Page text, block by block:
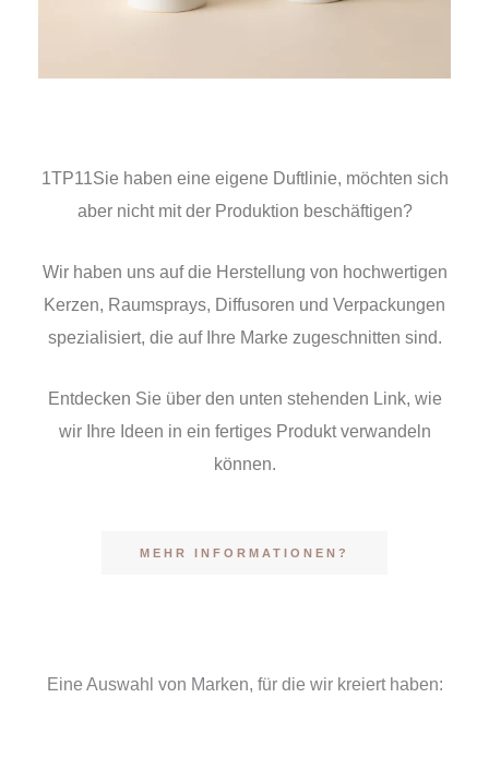
1TP11Sie haben eine eigene Duftlinie, möchten sich
aber nicht mit der Produktion beschäftigen?
Wir haben uns auf die Herstellung von hochwertigen
Kerzen, Raumsprays, Diffusoren und Verpackungen
spezialisiert, die auf Ihre Marke zugeschnitten sind.
Entdecken Sie über den unten stehenden Link, wie
wir Ihre Ideen in ein fertiges Produkt verwandeln
können.
MEHR INFORMATIONEN?
Eine Auswahl von Marken, für die wir kreiert haben: